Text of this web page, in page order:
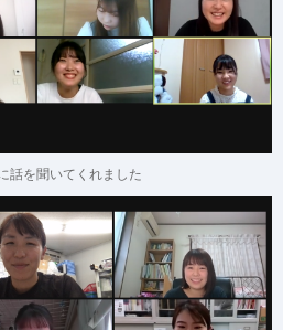
話を聞いてくれました